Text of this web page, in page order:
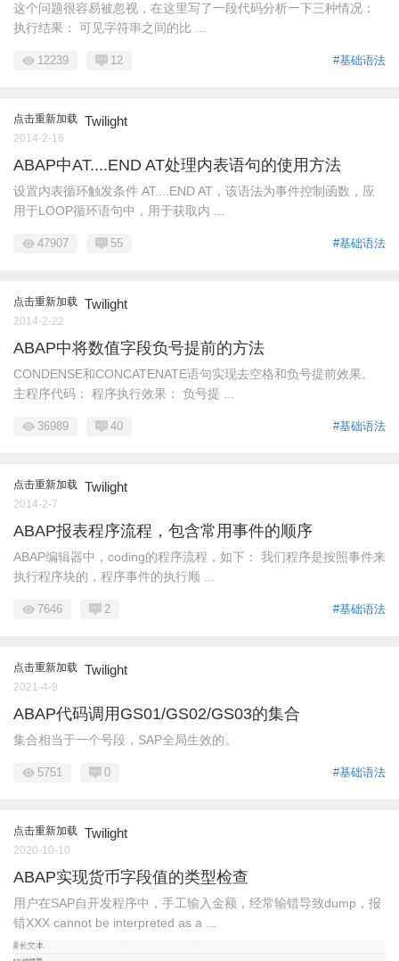
这个问题很容易被忽视，在这里写了一段代码分析一下三种情况：
执行结果： 可见字符串之间的比 ...
#基础语法
12239 12
点击重新加载 Twilight
2014-2-16
ABAP中AT....END AT处理内表语句的使用方法
设置内表循环触发条件 AT....END AT，该语法为事件控制函数，应
用于LOOP循环语句中，用于获取内 ...
#基础语法
47907 55
点击重新加载 Twilight
2014-2-22
ABAP中将数值字段负号提前的方法
CONDENSE和CONCATENATE语句实现去空格和负号提前效果。
主程序代码： 程序执行效果： 负号提 ...
#基础语法
36989 40
点击重新加载 Twilight
2014-2-7
ABAP报表程序流程，包含常用事件的顺序
ABAP编辑器中，coding的程序流程，如下： 我们程序是按照事件来
执行程序块的，程序事件的执行顺 ...
#基础语法
7646 2
点击重新加载 Twilight
2021-4-9
ABAP代码调用GS01/GS02/GS03的集合
集合相当于一个号段，SAP全局生效的。
#基础语法
5751 0
点击重新加载 Twilight
2020-10-10
ABAP实现货币字段值的类型检查
用户在SAP自开发程序中，手工输入金额，经常输错导致dump，报
错XXX cannot be interpreted as a ...